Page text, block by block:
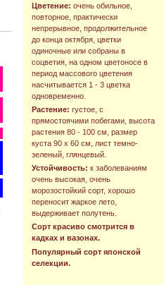
Цветение: очень обильное,
повторное, практически
непрерывное, продолжительное
до конца октября, цветки
одиночные или собраны в
соцветия, на одном цветоносе в
период массового цветения
насчитывается 1 - 3 цветка
одновременно.
Растение: густое, с
прямостоячими побегами, высота
растения 80 - 100 см, размер
куста 90 х 60 см, лист темно-
зеленый, глянцевый.
Устойчивость: к заболеваниям
очень высокая, очень
морозостойкий сорт, хорошо
переносит жаркое лето,
выдерживает полутень.
Сорт красиво смотрится в
кадках и вазонах.
Популярный сорт японской
селекции.